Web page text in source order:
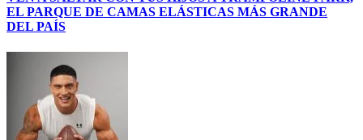
EL PARQUE DE CAMAS ELÁSTICAS MÁS GRANDE
DEL PAÍS